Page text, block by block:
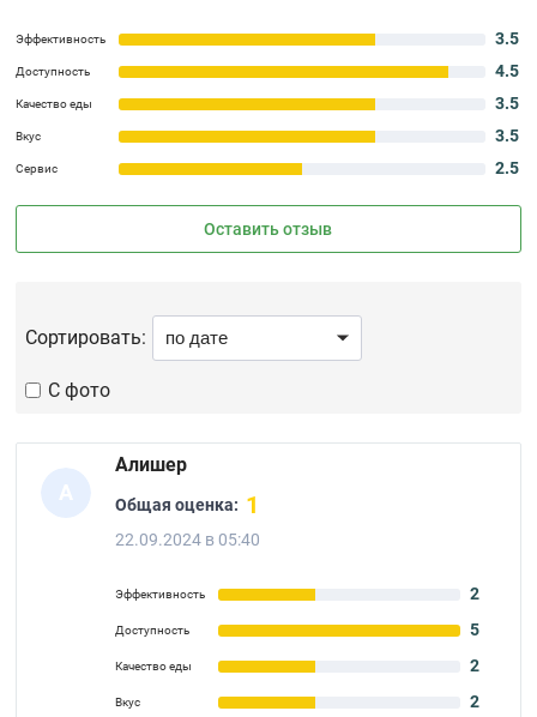
Эффективность 3.5
Доступность 4.5
Качество еды 3.5
Вкус 3.5
Сервис 2.5
Оставить отзыв
С фото
Сортировать:
А
Алишер
Общая оценка: 1
22.09.2024 в 05:40
Эффективность 2
Доступность 5
Качество еды 2
Вкус 2